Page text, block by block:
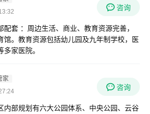
配套 ：周边生活、商业、教育资源完善，
馆。教育资源包括幼儿园及九年制学校，医
家医院。
咨询
家
内部规划有六大公园体系、中央公园、云谷
咨询